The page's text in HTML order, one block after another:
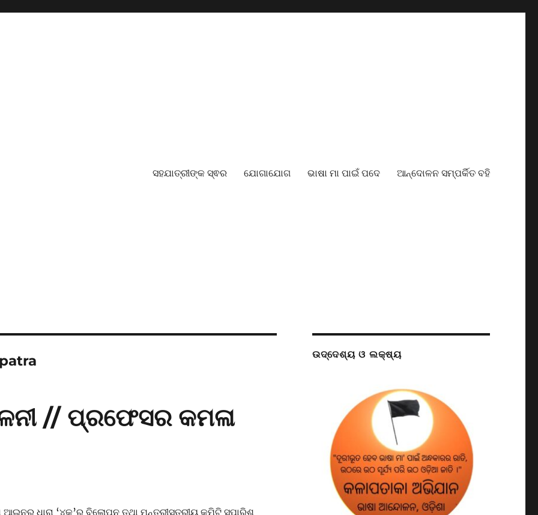
ସହଯାତ୍ରୀଙ୍କ ସ୍ଵର ଯୋଗାଯୋଗ ଭାଷା ମା ପାଇଁ ପଦେ ଆନ୍ଦୋଳନ ସମ୍ପର୍କିତ ବହି
// ପ୍ରଫେସର କମଳା
ଆଇନରୁ ଧାରା ‘୪କ’ର ବିଲୋପନ ତଥା ମନ୍ତ୍ରୀସ୍ତରୀୟ କମିଟି ସୁପାରିଶ
ଉଦ୍ଦେଶ୍ୟ ଓ ଲକ୍ଷ୍ୟ